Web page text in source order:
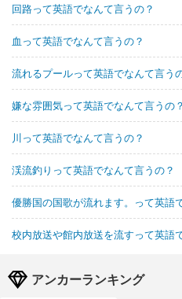
回路って英語でなんて言うの？
血って英語でなんて言うの？
流れるプールって英語でなんて言う
嫌な雰囲気って英語でなんて言うの？
川って英語でなんて言うの？
渓流釣りって英語でなんて言うの？
優勝国の国歌が流れます。って英語
校内放送や館内放送を流すって英語
アンカーランキング